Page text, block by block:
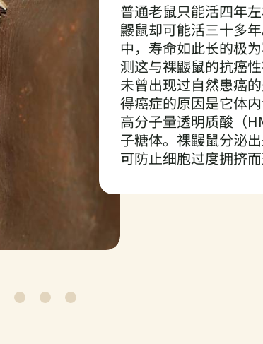
普通老鼠只能活四年
鼹鼠却可能活三十多
中，寿命如此长的极
测这与裸鼹鼠的抗癌
未曾出现过自然患癌
得癌症的原因是它体
高分子量透明质酸（
子糖体。裸鼹鼠分泌
可防止细胞过度拥挤而